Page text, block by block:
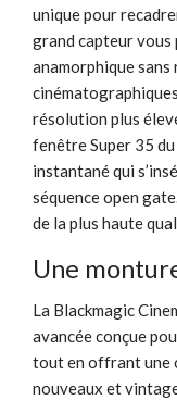
unique pour
grand capteur vous
anamorphique
résolution plus
fenêtre Super 35
instantané qui
séquence open
de la plus haute
Une
La Blackmagic
avancée conçue
tout en offrant une
nouveaux et